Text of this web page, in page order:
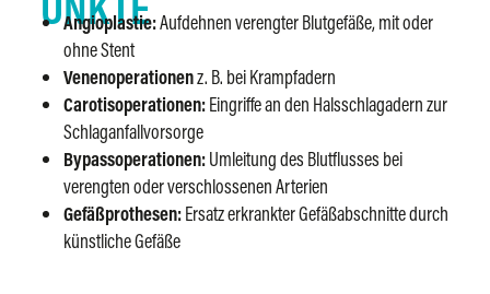
Angioplastie:Aufdehnen verengter Blutgefäße, mit oder
ohne Stent
Venenoperationenz. B. bei Krampfadern
Carotisoperationen:Eingriffe an den Halsschlagadern zur
Schlaganfallvorsorge
Bypassoperationen:Umleitung des Blutflusses bei
verengten oder verschlossenen Arterien
Gefäßprothesen:Ersatz erkrankter Gefäßabschnitte durch
künstliche Gefäße